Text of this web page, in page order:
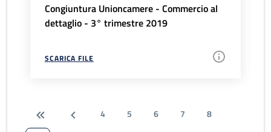
Congiuntura Unioncamere - Commercio al
dettaglio - 3° trimestre 2019
SCARICA FILE
4 5 6 7
8